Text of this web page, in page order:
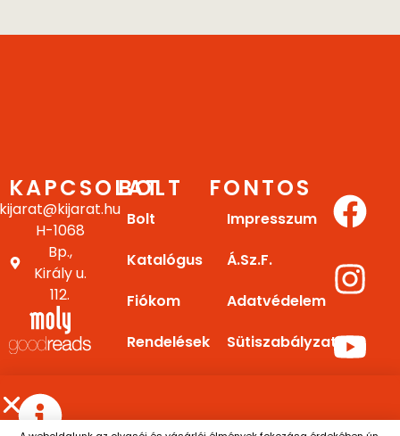
KAPCSOLAT
kijarat@kijarat.hu
H-1068
Bp.,
Király u.
112.
BOLT
Bolt
Katalógus
Fiókom
Rendelések
E-
FONTOS
Impresszum
Á.Sz.F.
Adatvédelem
Sütiszabályzat
Kapcsolat